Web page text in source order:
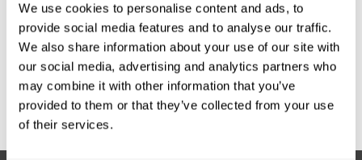
We use cookies to personalise content and ads, to
provide social media features and to analyse our traffic.
We also share information about your use of our site with
our social media, advertising and analytics partners who
may combine it with other information that you’ve
provided to them or that they’ve collected from your use
of their services.
Виробник:MSG Equipment
Запит ціни